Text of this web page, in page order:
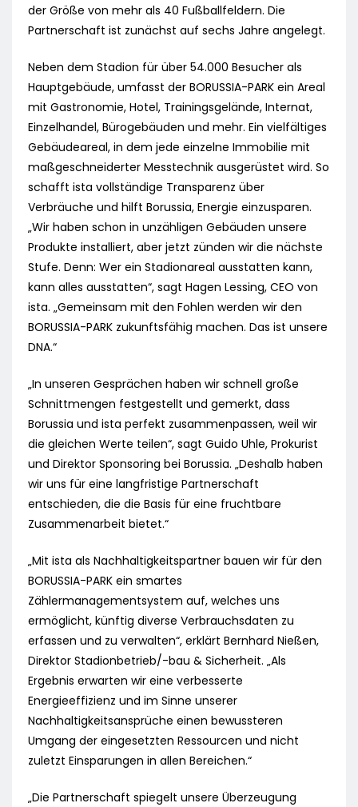
der Größe von mehr als 40 Fußballfeldern. Die
Partnerschaft ist zunächst auf sechs Jahre angelegt.
Neben dem Stadion für über 54.000 Besucher als
Hauptgebäude, umfasst der BORUSSIA-PARK ein Areal
mit Gastronomie, Hotel, Trainingsgelände, Internat,
Einzelhandel, Bürogebäuden und mehr. Ein vielfältiges
Gebäudeareal, in dem jede einzelne Immobilie mit
maßgeschneiderter Messtechnik ausgerüstet wird. So
schafft ista vollständige Transparenz über
Verbräuche und hilft Borussia, Energie einzusparen.
„Wir haben schon in unzähligen Gebäuden unsere
Produkte installiert, aber jetzt zünden wir die nächste
Stufe. Denn: Wer ein Stadionareal ausstatten kann,
kann alles ausstatten“, sagt Hagen Lessing, CEO von
ista. „Gemeinsam mit den Fohlen werden wir den
BORUSSIA-PARK zukunftsfähig machen. Das ist unsere
DNA.“
„In unseren Gesprächen haben wir schnell große
Schnittmengen festgestellt und gemerkt, dass
Borussia und ista perfekt zusammenpassen, weil wir
die gleichen Werte teilen“, sagt Guido Uhle, Prokurist
und Direktor Sponsoring bei Borussia. „Deshalb haben
wir uns für eine langfristige Partnerschaft
entschieden, die die Basis für eine fruchtbare
Zusammenarbeit bietet.“
„Mit ista als Nachhaltigkeitspartner bauen wir für den
BORUSSIA-PARK ein smartes
Zählermanagementsystem auf, welches uns
ermöglicht, künftig diverse Verbrauchsdaten zu
erfassen und zu verwalten“, erklärt Bernhard Nießen,
Direktor Stadionbetrieb/-bau & Sicherheit. „Als
Ergebnis erwarten wir eine verbesserte
Energieeffizienz und im Sinne unserer
Nachhaltigkeitsansprüche einen bewussteren
Umgang der eingesetzten Ressourcen und nicht
zuletzt Einsparungen in allen Bereichen.“
„Die Partnerschaft spiegelt unsere Überzeugung